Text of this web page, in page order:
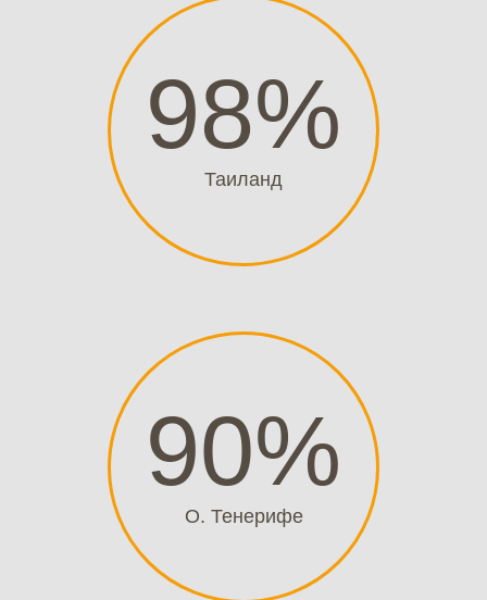
98%
Таиланд
90%
О. Тенерифе